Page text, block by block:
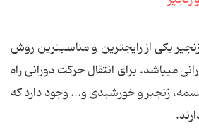
یکی از رایج‏ترین و مناسب‏ترین روش
می‏باشد. برای انتقال حرکت دورانی راه
زنجیر و خورشیدی و... وجود دارد که